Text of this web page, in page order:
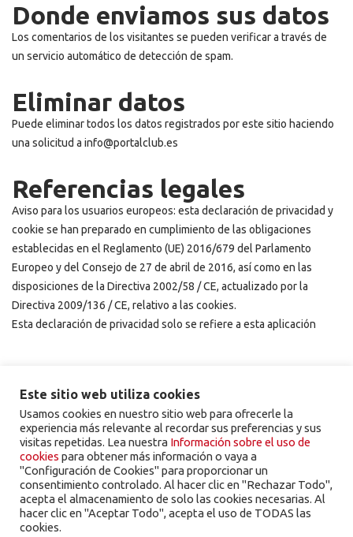
Donde enviamos sus datos
Los comentarios de los visitantes se pueden verificar a través de
un servicio automático de detección de spam.
Eliminar datos
Puede eliminar todos los datos registrados por este sitio haciendo
una solicitud a info@portalclub.es
Referencias legales
Aviso para los usuarios europeos: esta declaración de privacidad y
cookie se han preparado en cumplimiento de las obligaciones
establecidas en el Reglamento (UE) 2016/679 del Parlamento
Europeo y del Consejo de 27 de abril de 2016, así como en las
disposiciones de la Directiva 2002/58 / CE, actualizado por la
Directiva 2009/136 / CE, relativo a las cookies.
Esta declaración de privacidad solo se refiere a esta aplicación
Este sitio web utiliza cookies
Usamos cookies en nuestro sitio web para ofrecerle la
experiencia más relevante al recordar sus preferencias y sus
visitas repetidas. Lea nuestra Información sobre el uso de
cookies para obtener más información o vaya a
"Configuración de Cookies" para proporcionar un
consentimiento controlado. Al hacer clic en "Rechazar Todo",
acepta el almacenamiento de solo las cookies necesarias. Al
hacer clic en "Aceptar Todo", acepta el uso de TODAS las
cookies.